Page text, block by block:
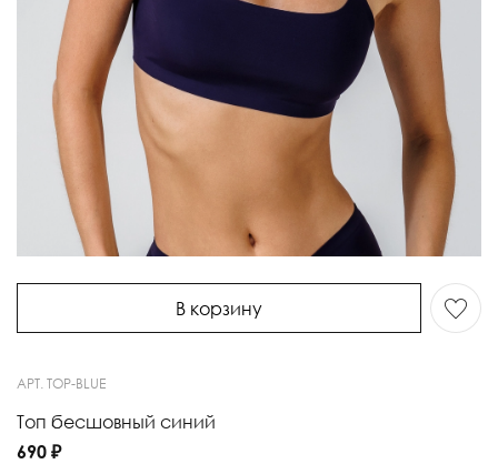
Топ бесшовный синий
690 ₽
АРТ. TOP-BLUE
В корзину